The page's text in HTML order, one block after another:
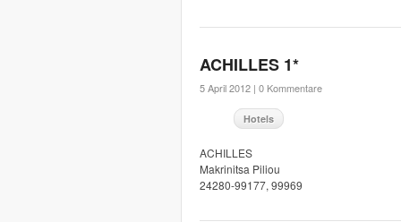
ACHILLES 1*
5 April 2012 | 0 Kommentare
Hotels
ACHILLES
Makrinitsa Piliou
24280-99177, 99969